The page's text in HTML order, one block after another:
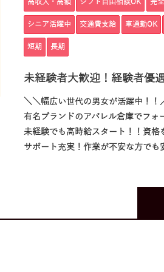
高収入・高額 シフト自由相談OK 完
シニア活躍中 交通費支給 車通勤OK
短期 長期
未経験者大歓迎！経験者優
＼＼幅広い世代の男女が活躍中！！
有名ブランドのアパレル倉庫でフォ
未経験でも高時給スタート！！資
サポート充実！作業が不安な方でも